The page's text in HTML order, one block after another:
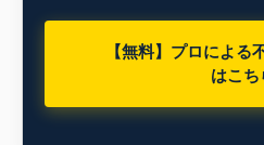
【無料】プロによる
はこち